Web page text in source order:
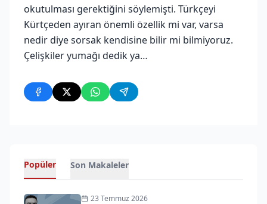
okutulması gerektiğini söylemişti. Türkçeyi
Kürtçeden ayıran önemli özellik mi var, varsa
nedir diye sorsak kendisine bilir mi bilmiyoruz.
Çelişkiler yumağı dedik ya…
Popüler Son Makaleler
23 Temmuz 2026